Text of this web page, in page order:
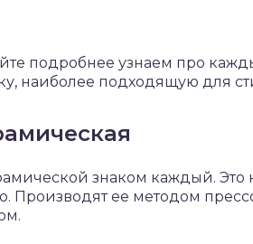
подробнее узнаем про
наиболее подходящую для
знаком каждый. Это
Производят ее методом